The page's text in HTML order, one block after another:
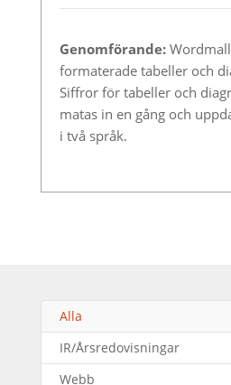
Genomförande:
formaterade tabeller och
Siffror för tabeller och
matas in en gång och
i två språk.
Alla
IR/Årsredovisningar
Webb